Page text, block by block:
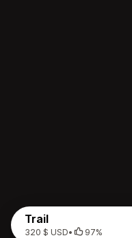
Trail
320 $ USD• 97%